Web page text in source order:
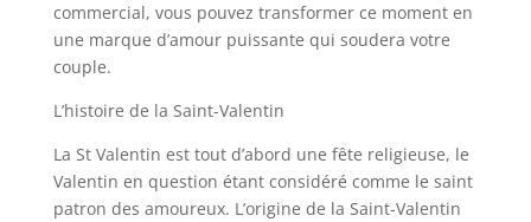
commercial, vous pouvez transformer ce moment en
une marque d’amour puissante qui soudera votre
couple.
L’histoire de la Saint-Valentin
La St Valentin est tout d’abord une fête religieuse, le
Valentin en question étant considéré comme le saint
patron des amoureux. L’origine de la Saint-Valentin